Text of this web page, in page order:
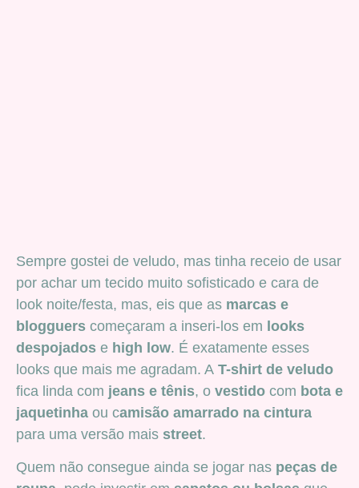
Sempre gostei de veludo, mas tinha receio de usar
por achar um tecido muito sofisticado e cara de
look noite/festa, mas, eis que as marcas e
blogguers começaram a inseri-los em looks
despojados e high low. É exatamente esses
looks que mais me agradam. A T-shirt de veludo
fica linda com jeans e tênis, o vestido com bota e
jaquetinha ou camisão amarrado na cintura
para uma versão mais street.
Quem não consegue ainda se jogar nas peças de